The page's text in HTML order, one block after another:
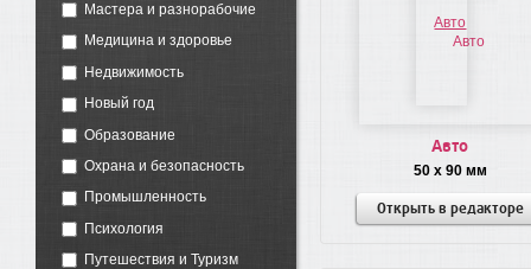
Мастера и разнорабочие
Медицина и здоровье
Недвижимость
Новый год
Образование
Охрана и безопасность
Промышленность
Психология
Путешествия и Туризм
Авто
50 x 90 мм
Открыть в редакторе